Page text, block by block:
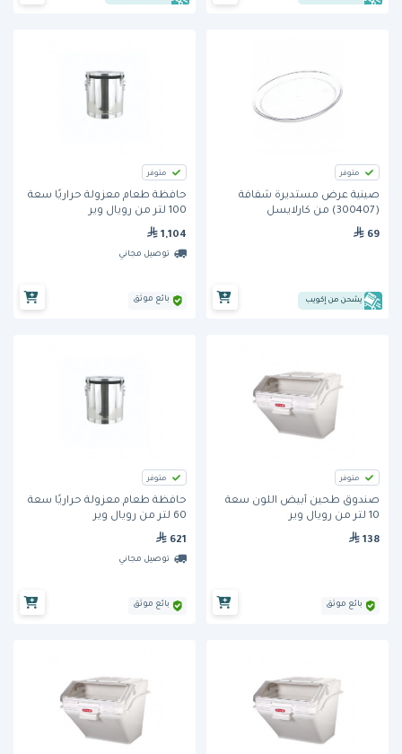
متوفر
صينية عرض مستديرة شفافة
(300407) من كارلايسل
69
يشحن من إكويب
متوفر
حافظة طعام معزولة حراريًا سعة
100 لتر من رويال وير
1,104
توصيل مجاني
بائع موثق
متوفر
صندوق طحين أبيض اللون سعة
10 لتر من رويال وير
138
بائع موثق
متوفر
حافظة طعام معزولة حراريًا سعة
60 لتر من رويال وير
621
توصيل مجاني
بائع موثق